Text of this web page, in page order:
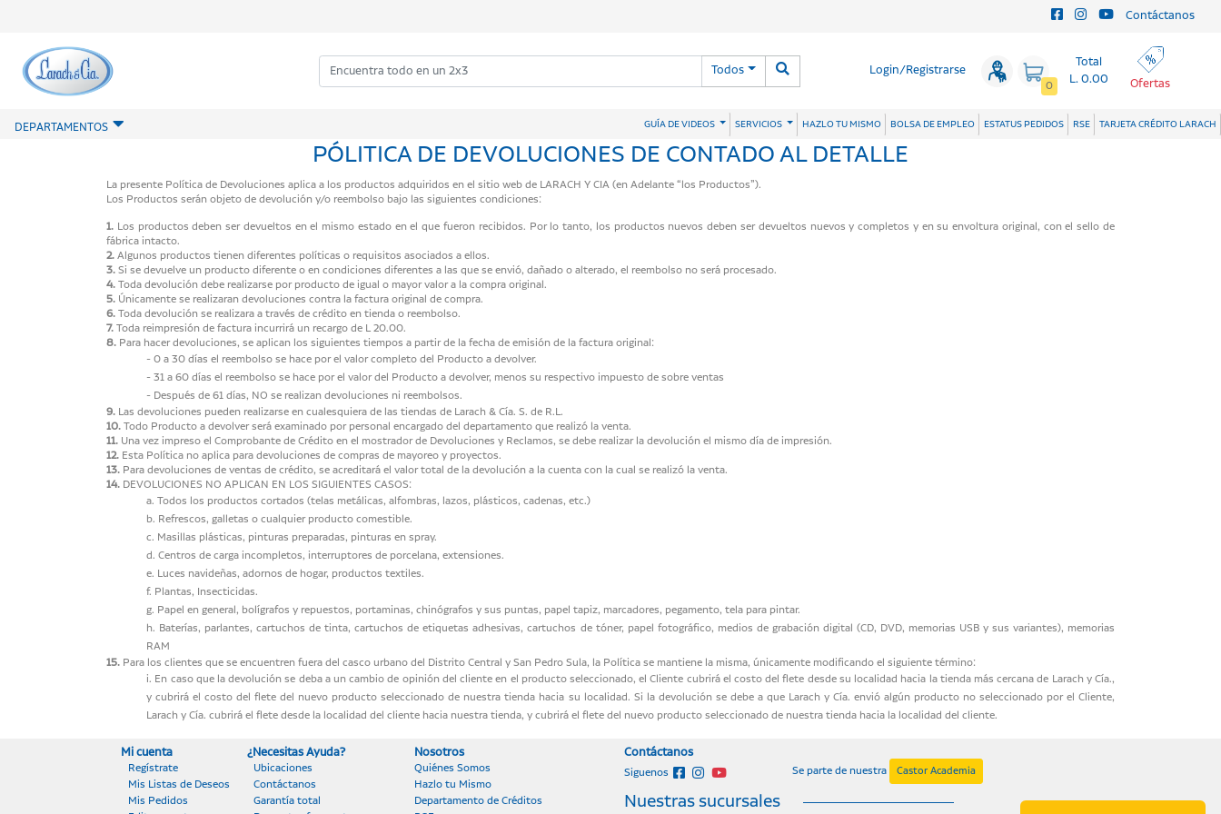
Contáctanos
Todos Login/Registrarse
0
Total
L. 0.00
Ofertas
DEPARTAMENTOS GUÍA DE VIDEOS SERVICIOS HAZLO TU MISMO BOLSA DE EMPLEO ESTATUS PEDIDOS RSE TARJETA CRÉDITO LARACH
PÓLITICA DE DEVOLUCIONES DE CONTADO AL DETALLE
La presente Política de Devoluciones aplica a los productos adquiridos en el sitio web de LARACH Y CIA (en Adelante “los Productos”).
Los Productos serán objeto de devolución y/o reembolso bajo las siguientes condiciones:
1. Los productos deben ser devueltos en el mismo estado en el que fueron recibidos. Por lo tanto, los productos nuevos deben ser devueltos nuevos y completos y en su envoltura original, con el sello de
fábrica intacto.
2.Algunos productos tienen diferentes políticas o requisitos asociados a ellos.
3.Si se devuelve un producto diferente o en condiciones diferentes a las que se envió, dañado o alterado, el reembolso no será procesado.
4.Toda devolución debe realizarse por producto de igual o mayor valor a la compra original.
5. Únicamente se realizaran devoluciones contra la factura original de compra.
6.Toda devolución se realizara a través de crédito en tienda o reembolso.
7.Toda reimpresión de factura incurrirá un recargo de L 20.00.
8. Para hacer devoluciones, se aplican los siguientes tiempos a partir de la fecha de emisión de la factura original:
- 0 a 30 días el reembolso se hace por el valor completo del Producto a devolver.
- 31 a 60 días el reembolso se hace por el valor del Producto a devolver, menos su respectivo impuesto de sobre ventas
- Después de 61 días, NO se realizan devoluciones ni reembolsos.
9. Las devoluciones pueden realizarse en cualesquiera de las tiendas de Larach & Cía. S. de R.L.
10.Todo Producto a devolver será examinado por personal encargado del departamento que realizó la venta.
11. Una vez impreso el Comprobante de Crédito en el mostrador de Devoluciones y Reclamos, se debe realizar la devolución el mismo día de impresión.
12. Esta Política no aplica para devoluciones de compras de mayoreo y proyectos.
13. Para devoluciones de ventas de crédito, se acreditará el valor total de la devolución a la cuenta con la cual se realizó la venta.
14. DEVOLUCIONES NO APLICAN EN LOS SIGUIENTES CASOS:
a. Todos los productos cortados (telas metálicas, alfombras, lazos, plásticos, cadenas, etc.)
b. Refrescos, galletas o cualquier producto comestible.
c. Masillas plásticas, pinturas preparadas, pinturas en spray.
d. Centros de carga incompletos, interruptores de porcelana, extensiones.
e. Luces navideñas, adornos de hogar, productos textiles.
f. Plantas, Insecticidas.
g. Papel en general, bolígrafos y repuestos, portaminas, chinógrafos y sus puntas, papel tapiz, marcadores, pegamento, tela para pintar.
h. Baterías, parlantes, cartuchos de tinta, cartuchos de etiquetas adhesivas, cartuchos de tóner, papel fotográfico, medios de grabación digital (CD, DVD, memorias USB y sus variantes), memorias
RAM
15. Para los clientes que se encuentren fuera del casco urbano del Distrito Central y San Pedro Sula, la Política se mantiene la misma, únicamente modificando el siguiente término:
i. En caso que la devolución se deba a un cambio de opinión del cliente en el producto seleccionado, el Cliente cubrirá el costo del flete desde su localidad hacia la tienda más cercana de Larach y Cía.,
y cubrirá el costo del flete del nuevo producto seleccionado de nuestra tienda hacia su localidad. Si la devolución se debe a que Larach y Cía. envió algún producto no seleccionado por el Cliente,
Larach y Cía. cubrirá el flete desde la localidad del cliente hacia nuestra tienda, y cubrirá el flete del nuevo producto seleccionado de nuestra tienda hacia la localidad del cliente.
Mi cuenta
Regístrate
Mis Listas de Deseos
Mis Pedidos
¿Necesitas Ayuda?
Ubicaciones
Contáctanos
Garantía total
Nosotros
Quiénes Somos
Hazlo tu Mismo
Departamento de Créditos
Contáctanos
Siguenos Se parte de nuestra Castor Academia
Nuestras sucursales